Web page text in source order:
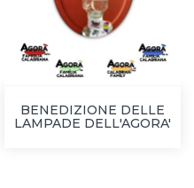
BENEDIZIONE DELLE
LAMPADE DELL'AGORA'